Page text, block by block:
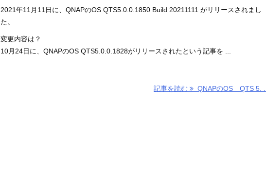
2021年11月11日に、QNAPのOS QTS5.0.0.1850 Build 20211111 がリリースされまし
た。
変更内容は？
10月24日に、QNAPのOS QTS5.0.0.1828がリリースされたという記事を ...
記事を読む QNAPのOS QTS 5. ...